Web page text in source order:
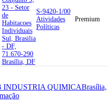
23 - Setor
de
Habitacoes
Individuais
Sul, Brasilia
- DF,
71.670-290
Brasília, DF
S-9420-1/00
Atividades
Políticas
Premium
INDUSTRIA QUIMICABrasília,